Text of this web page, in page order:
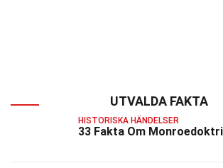
UTVALDA FAKTA
HISTORISKA HÄNDELSER
33 Fakta Om